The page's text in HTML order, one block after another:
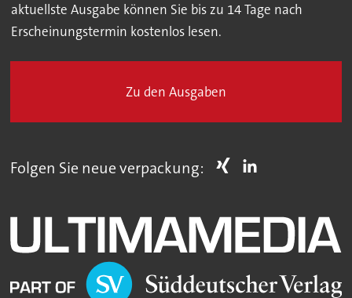
aktuellste Ausgabe können Sie bis zu 14 Tage nach
Erscheinungstermin kostenlos lesen.
Zu den Ausgaben
Folgen Sie neue verpackung: